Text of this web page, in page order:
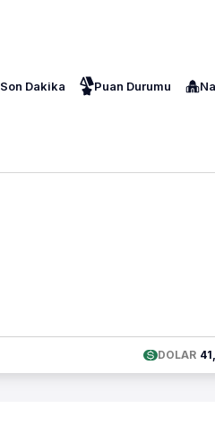
Son Dakika Puan Durumu
DOLAR